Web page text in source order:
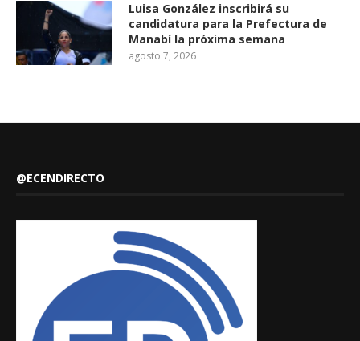
Luisa González inscribirá su
candidatura para la Prefectura de
Manabí la próxima semana
agosto 7, 2026
@ECENDIRECTO